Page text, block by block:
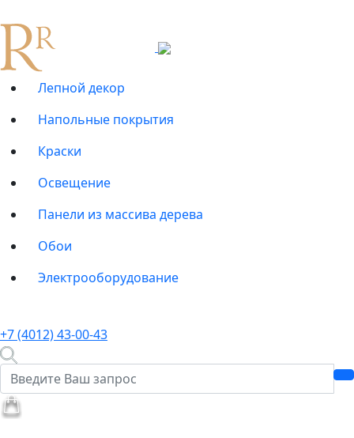
Лепной декор
Напольные покрытия
Краски
Освещение
Панели из массива дерева
Обои
Электрооборудование
+7 (4012) 43-00-43